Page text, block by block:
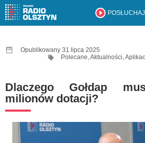
POSŁUCHAJ
Opublikowany 31 lipca 2025
Polecane,Aktualności,
Dlaczego Gołdap
milionów dotacji?